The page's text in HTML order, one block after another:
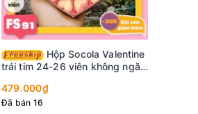
Hộp Socola Valentine
trái tim 24-26 viên không ngăn
479.000₫
Đã bán 16